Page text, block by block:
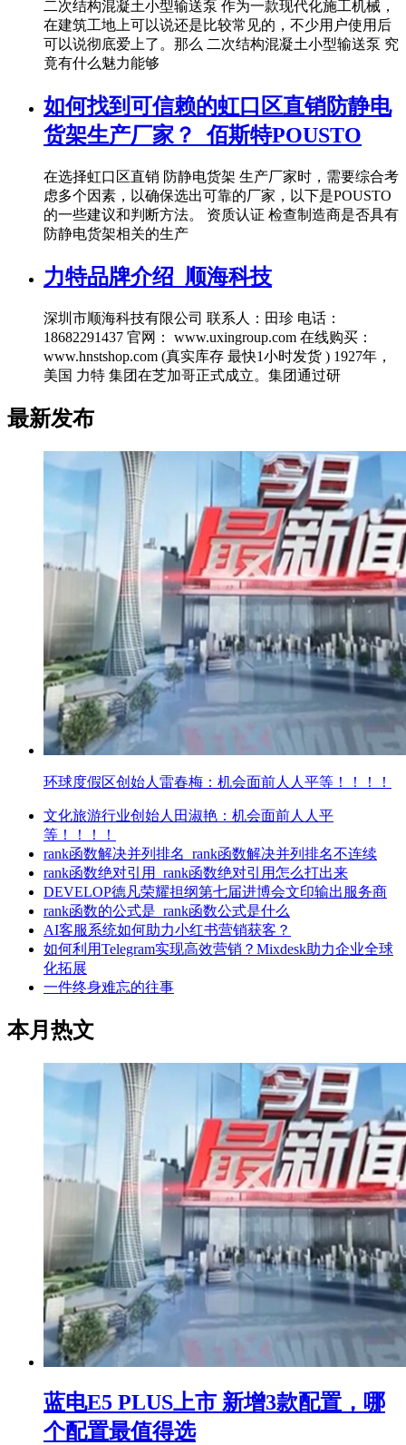
二次结构混凝土小型输送泵 作为一款现代化施工机械，
在建筑工地上可以说还是比较常见的，不少用户使用后
可以说彻底爱上了。那么 二次结构混凝土小型输送泵 究
竟有什么魅力能够
如何找到可信赖的虹口区直销防静电
货架生产厂家？_佰斯特POUSTO
在选择虹口区直销 防静电货架 生产厂家时，需要综合考
虑多个因素，以确保选出可靠的厂家，以下是POUSTO
的一些建议和判断方法。 资质认证 检查制造商是否具有
防静电货架相关的生产
力特品牌介绍_顺海科技
深圳市顺海科技有限公司 联系人：田珍 电话：
18682291437 官网： www.uxingroup.com 在线购买：
www.hnstshop.com (真实库存 最快1小时发货 ) 1927年，
美国 力特 集团在芝加哥正式成立。集团通过研
最新发布
环球度假区创始人雷春梅：机会面前人人平等！！！！
文化旅游行业创始人田淑艳：机会面前人人平
等！！！！
rank函数解决并列排名_rank函数解决并列排名不连续
rank函数绝对引用_rank函数绝对引用怎么打出来
DEVELOP德凡荣耀担纲第七届进博会文印输出服务商
rank函数的公式是_rank函数公式是什么
AI客服系统如何助力小红书营销获客？
如何利用Telegram实现高效营销？Mixdesk助力企业全球
化拓展
一件终身难忘的往事
本月热文
蓝电E5 PLUS上市 新增3款配置，哪
个配置最值得选